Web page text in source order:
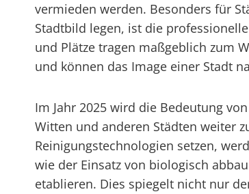
vermieden werden. Besonders für
Stadtbild legen, ist die
und Plätze tragen maßgeblich zum
und können das Image einer Stadt
Im Jahr 2025 wird die Bedeutung
Witten und anderen Städten weiter
Reinigungstechnologien setzen,
wie der Einsatz von biologisch
etablieren. Dies spiegelt nicht nur